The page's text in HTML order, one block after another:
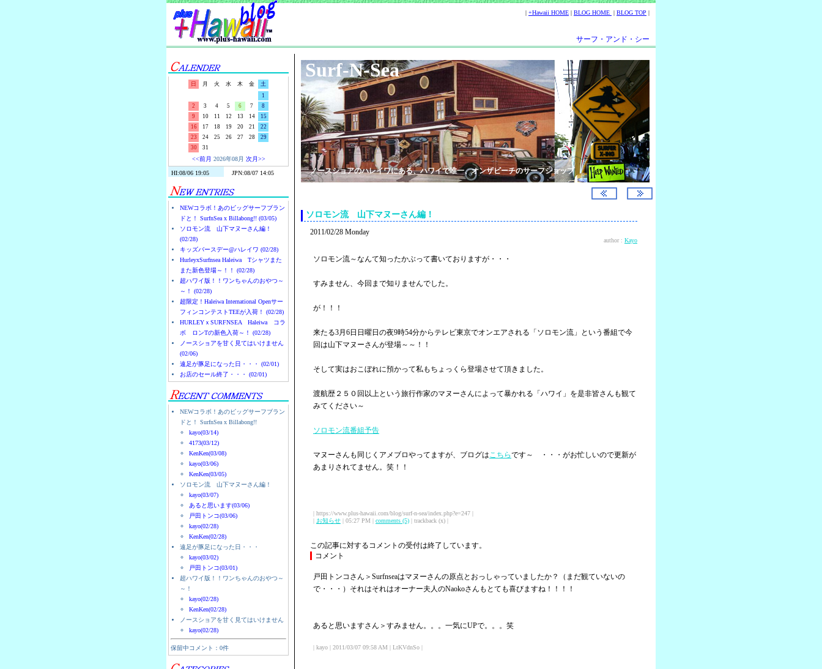
| +Hawaii HOME | BLOG HOME | BLOG TOP |
サーフ・アンド・シー
日 月 火 水 木 金
土
1
2
3 4 5 6 7
8
9
10 11 12 13 14
15
16
17 18 19 20 21
22
23
24 25 26 27 28
29
30
31
<<前月 2026年08月 次月>>
NEWコラボ！あのビッグサーフブラン
ドと！ SurfnSea x Billabong!! (03/05)
ソロモン流 山下マヌーさん編！
(02/28)
キッズバースデー@ハレイワ (02/28)
HurleyxSurfnsea Haleiwa Tシャツまた
また新色登場～！！ (02/28)
超ハワイ版！！ワンちゃんのおやつ～
～！ (02/28)
超限定！Haleiwa International Openサー
フィンコンテストTEEが入荷！ (02/28)
HURLEYｘSURFNSEA Haleiwa コラ
ボ ロンTの新色入荷～！ (02/28)
ノースショアを甘く見てはいけません
(02/06)
遠足が豚足になった日・・・ (02/01)
お店のセール終了・・・ (02/01)
NEWコラボ！あのビッグサーフブラン
ドと！ SurfnSea x Billabong!!
kayo(03/14)
4173(03/12)
KenKen(03/08)
kayo(03/06)
KenKen(03/05)
ソロモン流 山下マヌーさん編！
kayo(03/07)
あると思います(03/06)
戸田トンコ(03/06)
kayo(02/28)
KenKen(02/28)
遠足が豚足になった日・・・
kayo(03/02)
戸田トンコ(03/01)
超ハワイ版！！ワンちゃんのおやつ～
～！
kayo(02/28)
KenKen(02/28)
ノースショアを甘く見てはいけません
kayo(02/28)
保留中コメント：0件
Surf-N-Sea
ノースショアのハレイワにある、ハワイで唯一、オンザビーチのサーフショップ
ソロモン流 山下マヌーさん編！
2011/02/28 Monday
author : Kayo
ソロモン流～なんて知ったかぶって書いておりますが・・・
すみません、今回まで知りませんでした。
が！！！
来たる3月6日日曜日の夜9時54分からテレビ東京でオンエアされる「ソロモン流」という番組で今
回は山下マヌーさんが登場～～！！
そして実はおこぼれに預かって私もちょっくら登場させて頂きました。
渡航歴２５０回以上という旅行作家のマヌーさんによって暴かれる「ハワイ」を是非皆さんも観て
みてください～
ソロモン流番組予告
マヌーさんも同じくアメブロやってますが、ブログはこちらです～ ・・・がお忙しいので更新が
あまりされてません。笑！！
| https://www.plus-hawaii.com/blog/surf-n-sea/index.php?e=247 |
| お知らせ | 05:27 PM | comments (5) | trackback (x) |
この記事に対するコメントの受付は終了しています。
コメント
戸田トンコさん＞Surfnseaはマヌーさんの原点とおっしゃっていましたか？（まだ観ていないの
で・・・）それはそれはオーナー夫人のNaokoさんもとても喜びますね！！！！
あると思いますさん＞すみません。。。一気にUPで。。。笑
| kayo | 2011/03/07 09:58 AM | LtKVdnSo |